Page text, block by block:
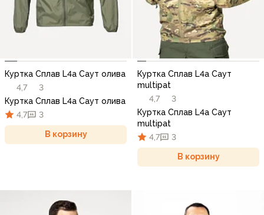
Куртка Сплав L4a Саут олива
4,7
3
Куртка Сплав L4a Саут олива
4,7
3
В корзину
Куртка Сплав L4a Саут
multipat
4,7
3
Куртка Сплав L4a Саут
multipat
4,7
3
В корзину